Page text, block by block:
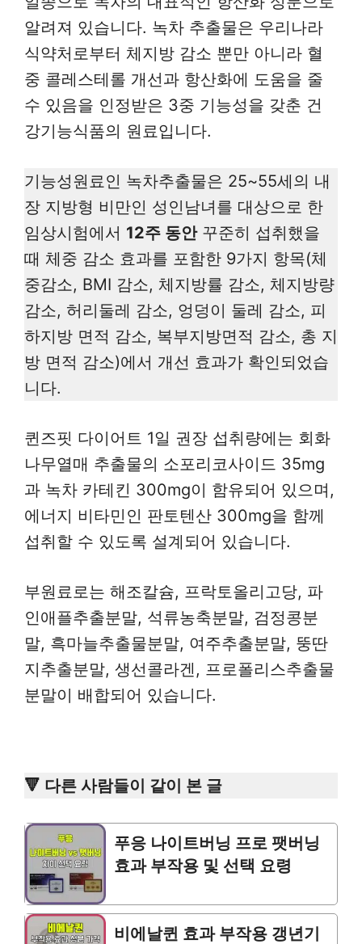
알려져 있습니다. 녹차 추출물은 우리나라
식약처로부터 체지방 감소 뿐만 아니라 혈
중 콜레스테롤 개선과 항산화에 도움을 줄
수 있음을 인정받은 3중 기능성을 갖춘 건
강기능식품의 원료입니다.
기능성원료인 녹차추출물은 25~55세의 내
장 지방형 비만인 성인남녀를 대상으로 한
임상시험에서 12주 동안꾸준히 섭취했을
때 체중 감소 효과를 포함한 9가지 항목(체
중감소, BMI 감소, 체지방률 감소, 체지방량
감소, 허리둘레 감소, 엉덩이 둘레 감소, 피
하지방 면적 감소, 복부지방면적 감소, 총 지
방 면적 감소)에서 개선 효과가 확인되었습
니다.
퀸즈핏 다이어트 1일 권장 섭취량에는 회화
나무열매 추출물의 소포리코사이드 35mg
과 녹차 카테킨 300mg이 함유되어 있으며,
에너지 비타민인 판토텐산 300mg을 함께
섭취할 수 있도록 설계되어 있습니다.
부원료로는 해조칼슘, 프락토올리고당, 파
인애플추출분말, 석류농축분말, 검정콩분
말, 흑마늘추출물분말, 여주추출분말, 뚱딴
지추출분말, 생선콜라겐, 프로폴리스추출물
분말이 배합되어 있습니다.
🔻 다른 사람들이 같이 본 글
푸응 나이트버닝 프로 팻버닝
효과 부작용 및 선택 요령
비에날퀸 효과 부작용 갱년기